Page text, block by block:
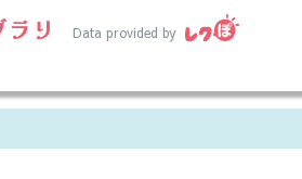
リ Data provided by